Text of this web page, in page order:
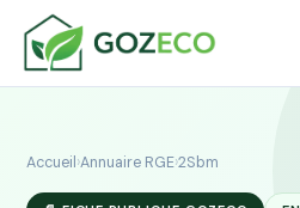
Accueil ›Annuaire RGE›2Sbm